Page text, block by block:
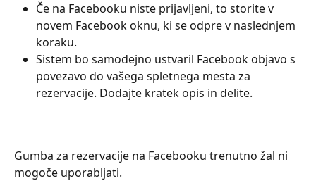
Če na Facebooku niste prijavljeni, to storite v
novem Facebook oknu, ki se odpre v naslednjem
koraku.
Sistem bo samodejno ustvaril Facebook objavo s
povezavo do vašega spletnega mesta za
rezervacije. Dodajte kratek opis in delite.
Gumba za rezervacije na Facebooku trenutno žal ni
mogoče uporabljati.